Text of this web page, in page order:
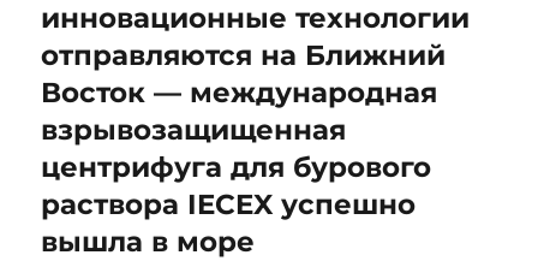
post:
инновационные технологии
отправляются на Ближний
Восток — международная
взрывозащищенная
центрифуга для бурового
раствора IECEX успешно
вышла в море